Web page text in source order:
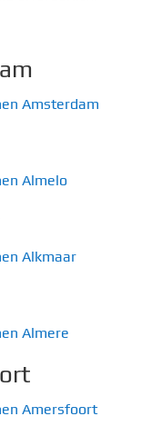
Amsterdam
Almelo
Alkmaar
Almere
Amersfoort